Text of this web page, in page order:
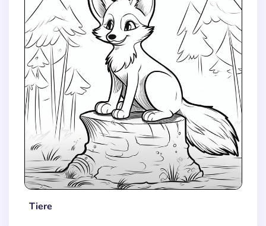
Tiere